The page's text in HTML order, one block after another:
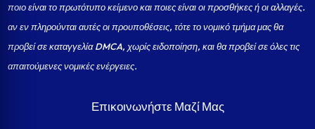
ποιο είναι το πρωτότυπο κείμενο και ποιες είναι οι προσθήκες ή οι αλλαγές.
αν εν πληρούνται αυτές οι προυποθέσεις, τότε το νομικό τμήμα μας θα
προβεί σε καταγγελία DMCA, χωρίς ειδοποίηση, και θα προβεί σε όλες τις
απαιτούμενες νομικές ενέργειες.
Επικοινωνήστε Μαζί Μας